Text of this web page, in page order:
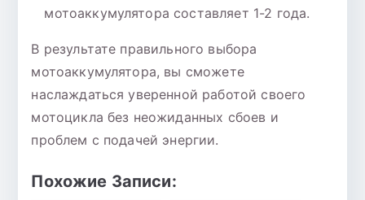
мотоаккумулятора составляет 1-2 года.
В результате правильного выбора
мотоаккумулятора, вы сможете
наслаждаться уверенной работой своего
мотоцикла без неожиданных сбоев и
проблем с подачей энергии.
Похожие Записи: